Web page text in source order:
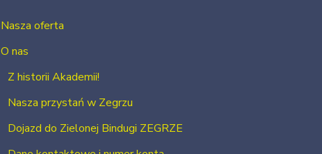
Nasza oferta
O nas
Z historii Akademii!
Nasza przystań w Zegrzu
Dojazd do Zielonej Bindugi ZEGRZE